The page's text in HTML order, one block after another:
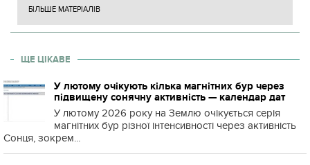
БІЛЬШЕ МАТЕРІАЛІВ
ЩЕ ЦІКАВЕ
У лютому очікують кілька магнітних бур через
підвищену сонячну активність — календар дат
У лютому 2026 року на Землю очікується серія
магнітних бур різної інтенсивності через активність
Сонця, зокрем...